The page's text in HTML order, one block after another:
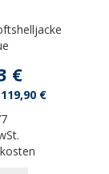
€
119,90 €